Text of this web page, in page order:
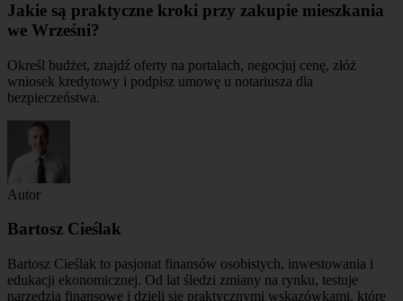
Jakie są praktyczne kroki przy zakupie mieszkania
we Wrześni?
Określ budżet, znajdź oferty na portalach, negocjuj cenę, złóż
wniosek kredytowy i podpisz umowę u notariusza dla
bezpieczeństwa.
Autor
Bartosz Cieślak
Bartosz Cieślak to pasjonat finansów osobistych, inwestowania i
edukacji ekonomicznej. Od lat śledzi zmiany na rynku, testuje
narzędzia finansowe i dzieli się praktycznymi wskazówkami, które